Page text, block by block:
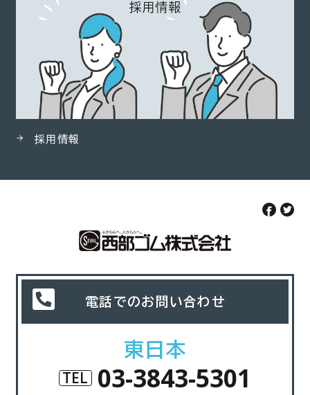
採用情報
電話でのお問い合わせ
東日本
TEL 03-3843-5301